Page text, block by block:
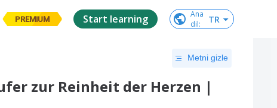
PREMIUM Start learning
Ana
dil: TR
Metni gizle
zur Reinheit der Herzen |